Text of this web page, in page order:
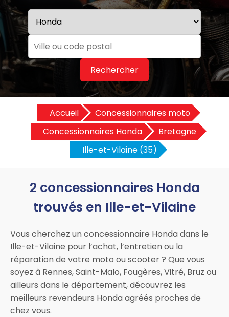
Rechercher
Accueil
Concessionnaires moto
Concessionnaires Honda
Bretagne
Ille-et-Vilaine (35)
2 concessionnaires Honda
trouvés en Ille-et-Vilaine
Vous cherchez un concessionnaire Honda dans le
Ille-et-Vilaine pour l’achat, l’entretien ou la
réparation de votre moto ou scooter ? Que vous
soyez à Rennes, Saint-Malo, Fougères, Vitré, Bruz ou
ailleurs dans le département, découvrez les
meilleurs revendeurs Honda agréés proches de
chez vous.